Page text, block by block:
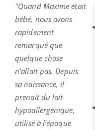
"Quand Maxime était
bébé, nous avons
rapidement
remarqué que
quelque chose
n’allait pas. Depuis
sa naissance, il
prenait du lait
hypoallergénique,
utilisé à l’époque